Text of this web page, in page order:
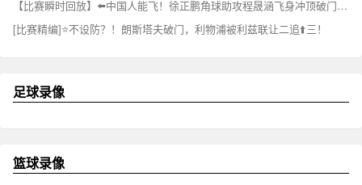
【比赛瞬时回放】⬅️中国人能飞！徐正鹏角球助攻程晟涵飞身冲顶破门，庆⭐祝戴个面✌️具！
[比赛精编]⭐不设防？！朗斯塔夫破门，利物浦被利兹联让二追⬆️三！
足球录像
篮球录像